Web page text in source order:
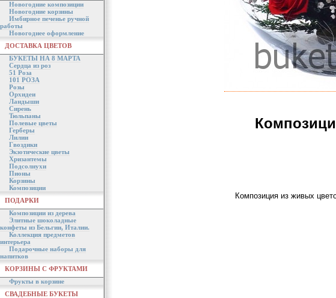
Новогодние композиции
Новогодние корзины
Имбирное печенье ручной
работы
Новогоднее оформление
ДОСТАВКА ЦВЕТОВ
БУКЕТЫ НА 8 МАРТА
Сердца из роз
51 Роза
101 РОЗА
Розы
Орхидеи
Ландыши
Сирень
Тюльпаны
Полевые цветы
Герберы
Лилии
Гвоздики
Экзотические цветы
Хризантемы
Подсолнухи
Пионы
Корзины
Композиции
ПОДАРКИ
Композиции из дерева
Элитные шоколадные
конфеты из Бельгии, Италии.
Коллекция предметов
интерьера
Подарочные наборы для
напитков
КОРЗИНЫ С ФРУКТАМИ
Фрукты в корзине
СВАДЕБНЫЕ БУКЕТЫ
Композиция из живых